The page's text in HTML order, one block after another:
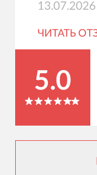
13.07.2026
ЧИТАТЬ
5.0